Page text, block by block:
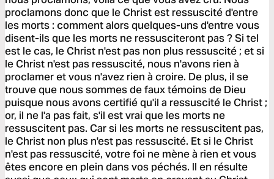
proclamons donc que le Christ est ressuscité d'entre
les morts : comment alors quelques-uns d'entre vous
disent-ils que les morts ne ressusciteront pas ? Si tel
est le cas, le Christ n'est pas non plus ressuscité ; et si
le Christ n'est pas ressuscité, nous n'avons rien à
proclamer et vous n'avez rien à croire. De plus, il se
trouve que nous sommes de faux témoins de Dieu
puisque nous avons certifié qu'il a ressuscité le Christ ;
or, il ne l'a pas fait, s'il est vrai que les morts ne
ressuscitent pas. Car si les morts ne ressuscitent pas,
le Christ non plus n'est pas ressuscité. Et si le Christ
n'est pas ressuscité, votre foi ne mène à rien et vous
êtes encore en plein dans vos péchés. Il en résulte